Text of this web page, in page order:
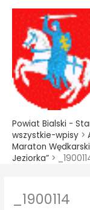
treści
Przejdź
treści
Powiat Bialski -
wszystkie-wpisy >
Maraton
Jeziorka” >
_1900114